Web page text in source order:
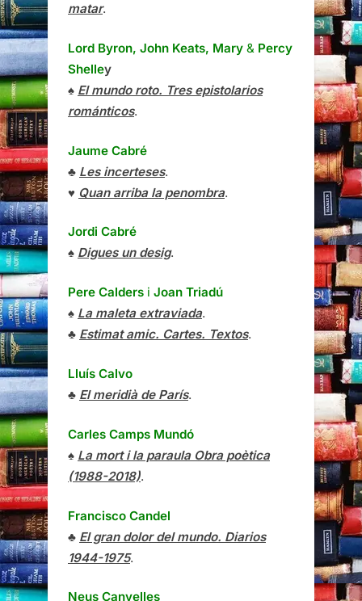
matar.
Lord Byron, John Keats, Mary & Percy
Shelley
♠ El mundo roto. Tres epistolarios
románticos.
Jaume Cabré
♣ Les incerteses.
♥ Quan arriba la penombra.
Jordi Cabré
♠ Digues un desig.
Pere Calders i Joan Triadú
♠ La maleta extraviada.
♣ Estimat amic. Cartes. Textos.
Lluís Calvo
♣ El meridià de París.
Carles Camps Mundó
♠ La mort i la paraula Obra poètica
(1988-2018).
Francisco Candel
♣ El gran dolor del mundo. Diarios
1944-1975.
Neus Canyelles